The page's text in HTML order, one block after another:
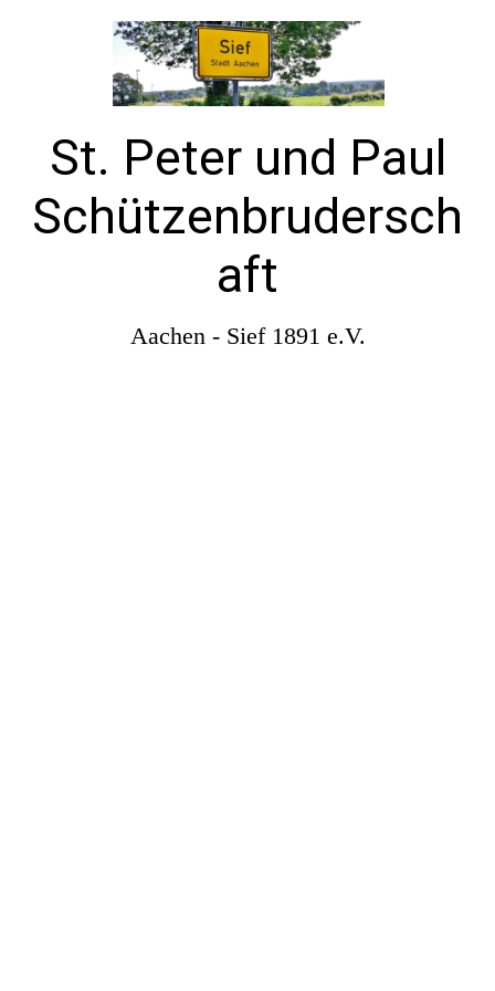
St. Peter und Paul
Schützenbrudersch
aft
Aachen - Sief 1891 e.V.